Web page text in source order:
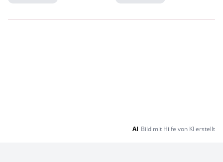
AI Bild mit Hilfe von KI erstellt